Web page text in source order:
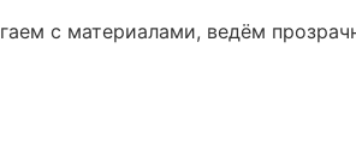
с материалами, ведём